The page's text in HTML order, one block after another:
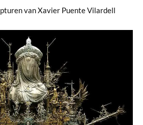
van Xavier Puente Vilardell